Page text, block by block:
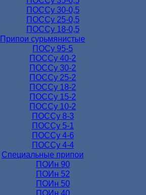
ПОССу 30-0,5
ПОССу 25-0,5
ПОССу 18-0,5
Припои сурьмянистые
ПОСу 95-5
ПОССу 40-2
ПОССу 30-2
ПОССу 25-2
ПОССу 18-2
ПОССу 15-2
ПОССу 10-2
ПОССу 8-3
ПОССу 5-1
ПОССу 4-6
ПОССу 4-4
Специальные припои
ПОИн 90
ПОИн 52
ПОИн 50
ПОИн 40